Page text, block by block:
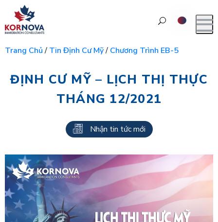
Trang Chủ/ Tin Định Cư Mỹ/ Chương Trình EB-5
ĐỊNH CƯ MỸ – LỊCH THỊ THỰC
THÁNG 12/2021
Nhận tin tức mới